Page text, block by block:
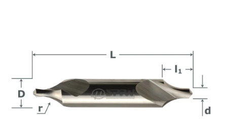
hviezdičiek.